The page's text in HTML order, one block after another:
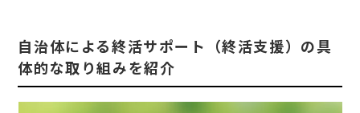
自治体による終活サポート（終活支援）の具
体的な取り組みを紹介